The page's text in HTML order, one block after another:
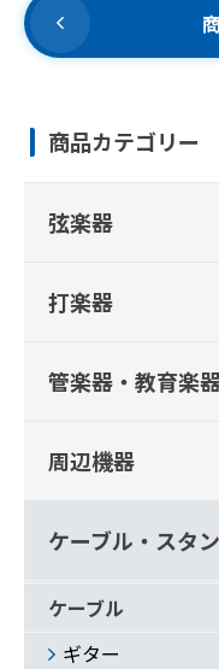
商品カテゴリー
弦楽器
打楽器
管楽器・教育楽
周辺機器
ケーブル・スタ
ケーブル
ギター